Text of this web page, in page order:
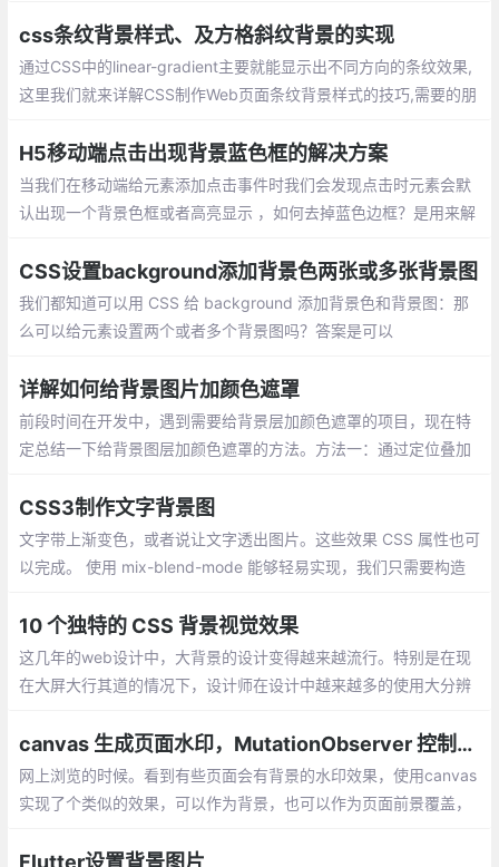
css条纹背景样式、及方格斜纹背景的实现
通过CSS中的linear-gradient主要就能显示出不同方向的条纹效果,
这里我们就来详解CSS制作Web页面条纹背景样式的技巧,需要的朋
H5移动端点击出现背景蓝色框的解决方案
当我们在移动端给元素添加点击事件时我们会发现点击时元素会默
认出现一个背景色框或者高亮显示 ，如何去掉蓝色边框？是用来解
CSS设置background添加背景色两张或多张背景图
我们都知道可以用 CSS 给 background 添加背景色和背景图：那
么可以给元素设置两个或者多个背景图吗？答案是可以
详解如何给背景图片加颜色遮罩
前段时间在开发中，遇到需要给背景层加颜色遮罩的项目，现在特
定总结一下给背景图层加颜色遮罩的方法。方法一：通过定位叠加
CSS3制作文字背景图
文字带上渐变色，或者说让文字透出图片。这些效果 CSS 属性也可
以完成。 使用 mix-blend-mode 能够轻易实现，我们只需要构造
d-mode 即可，简单原理如下：
10 个独特的 CSS 背景视觉效果
这几年的web设计中，大背景的设计变得越来越流行。特别是在现
在大屏大行其道的情况下，设计师在设计中越来越多的使用大分辨
传达他们想要向用户传达的内容。
canvas 生成页面水印，MutationObserver 控制节点防修改
网上浏览的时候。看到有些页面会有背景的水印效果，使用canvas
实现了个类似的效果，可以作为背景，也可以作为页面前景覆盖，
Flutter设置背景图片